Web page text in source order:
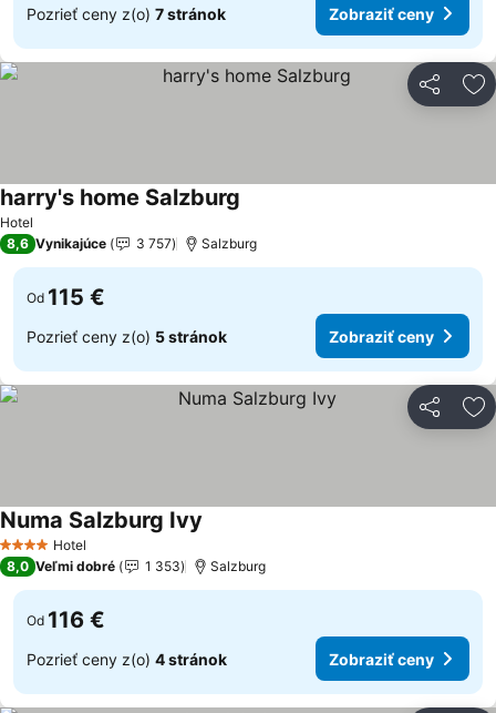
Pozrieť ceny z(o) 7 stránok Zobraziť ceny
Zdieľať
Hotel
harry's home Salzburg
8,6 Vynikajúce 3 757 Salzburg
Od 115 €
Pozrieť ceny z(o) 5 stránok Zobraziť ceny
Zdieľať
4 Počet hviezdičiek
Hotel
Numa Salzburg Ivy
8,0 Veľmi dobré 1 353 Salzburg
Od 116 €
Pozrieť ceny z(o) 4 stránok Zobraziť ceny